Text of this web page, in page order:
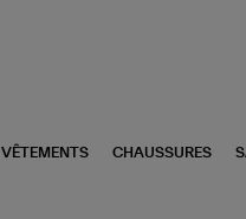
VÊTEMENTS CHAUSSURES